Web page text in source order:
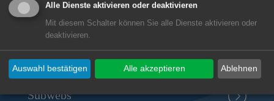
Kapfenburgstraße 4
73432 Aalen-Waldhausen
praesidium.nzw@gmail.com
Subwebs
Alle Dienste aktivieren oder deaktivieren
Mit diesem Schalter können Sie alle Dienste aktivieren oder
deaktivieren.
Ablehnen
Auswahl bestätigen Alle akzeptieren